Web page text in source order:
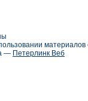
— Петерлинк Веб